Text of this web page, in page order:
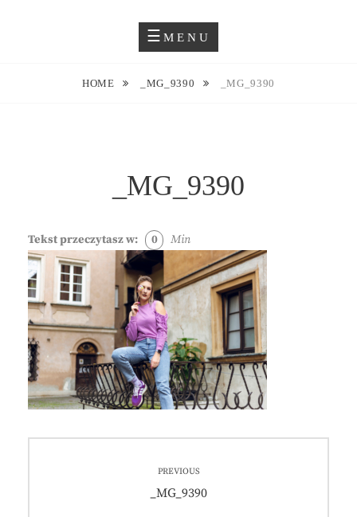
JUSTYNA EWA GROCHOWSKA
MENU
HOME _MG_9390 _MG_9390
_MG_9390
Tekst przeczytasz w: 0 Min
PREVIOUS
Previous
_MG_9390